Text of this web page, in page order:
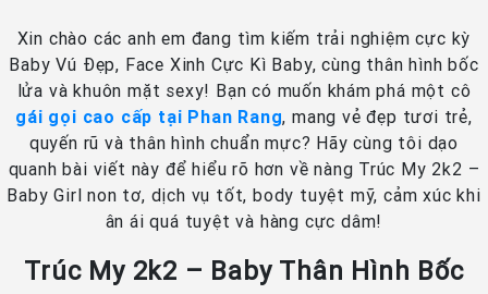
Xin chào các anh em đang tìm kiếm trải nghiệm cực kỳ
Baby Vú Đẹp, Face Xinh Cực Kì Baby, cùng thân hình bốc
lửa và khuôn mặt sexy! Bạn có muốn khám phá một cô
gái gọi cao cấp tại Phan Rang, mang vẻ đẹp tươi trẻ,
quyến rũ và thân hình chuẩn mực? Hãy cùng tôi dạo
quanh bài viết này để hiểu rõ hơn về nàng Trúc My 2k2 –
Baby Girl non tơ, dịch vụ tốt, body tuyệt mỹ, cảm xúc khi
ân ái quá tuyệt và hàng cực dâm!
Trúc My 2k2 – Baby Thân Hình Bốc